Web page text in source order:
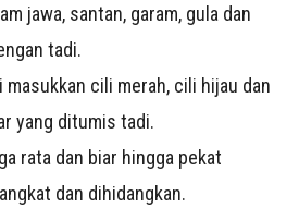
jawa, santan, garam, gula dan
tadi.
masukkan cili merah, cili hijau dan
yang ditumis tadi.
rata dan biar hingga pekat
dan dihidangkan.